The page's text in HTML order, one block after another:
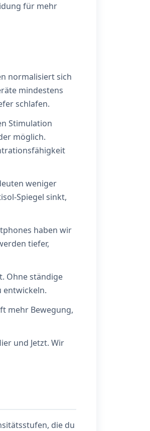
für mehr
normalisiert sich
mindestens
schlafen.
Stimulation
möglich.
weniger
Spiegel sinkt,
haben wir
tiefer,
Ohne ständige
entwickeln.
mehr Bewegung,
und Jetzt. Wir
die du